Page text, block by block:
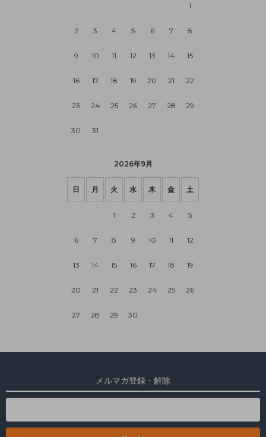
1
2 3 4 5 6 7 8
9 10 11 12 13 14 15
16 17 18 19 20 21 22
23 24 25 26 27 28 29
30 31
2026年9月
日 月 火 水 木 金 土
1 2 3 4 5
6 7 8 9 10 11 12
13 14 15 16 17 18 19
20 21 22 23 24 25 26
27 28 29 30
メルマガ登録・解除